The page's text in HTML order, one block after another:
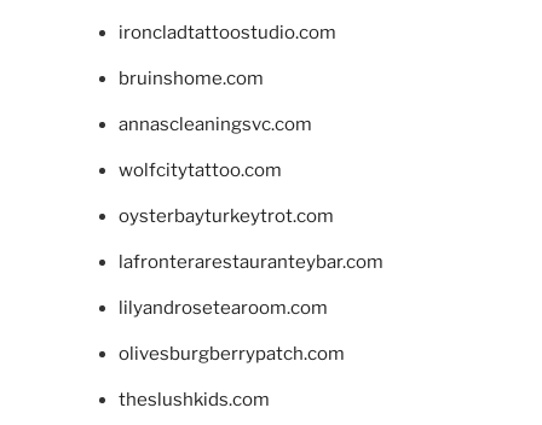
ironcladtattoostudio.com
bruinshome.com
annascleaningsvc.com
wolfcitytattoo.com
oysterbayturkeytrot.com
lafronterarestauranteybar.com
lilyandrosetearoom.com
olivesburgberrypatch.com
theslushkids.com